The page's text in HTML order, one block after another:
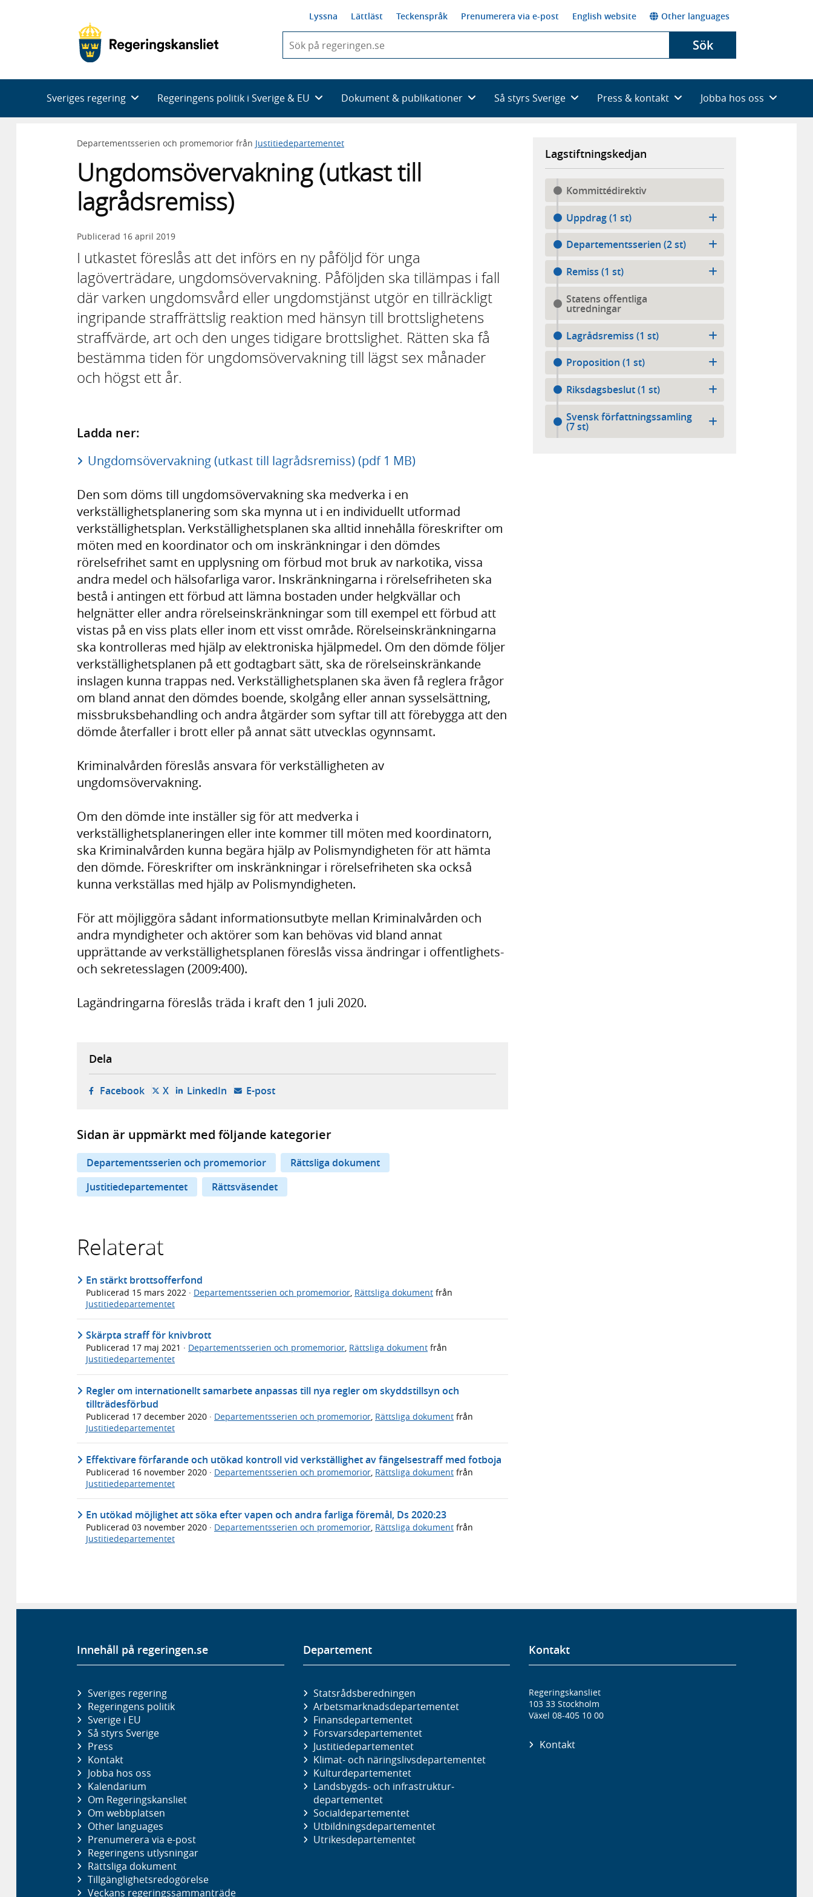
Lyssna Lättläst Teckenspråk Prenumerera via e-post English website Other languages
du
skriva
framträder
en
med
Sök
Sveriges regering Regeringens politik i Sverige & EU Dokument & publikationer Så styrs Sverige Press & kontakt Jobba hos oss
Departementsserien och promemorior från Justitiedepartementet
Ungdomsövervakning (utkast till
lagrådsremiss)
Publicerad 16 april 2019
I utkastet föreslås att det införs en ny påföljd för unga
lagöverträdare, ungdomsövervakning. Påföljden ska tillämpas i fall
där varken ungdomsvård eller ungdomstjänst utgör en tillräckligt
ingripande straffrättslig reaktion med hänsyn till brottslighetens
straffvärde, art och den unges tidigare brottslighet. Rätten ska få
bestämma tiden för ungdomsövervakning till lägst sex månader
och högst ett år.
Ladda ner:
Ungdomsövervakning (utkast till lagrådsremiss) (pdf 1 MB)
Den som döms till ungdomsövervakning ska medverka i en
verkställighetsplanering som ska mynna ut i en individuellt utformad
verkställighetsplan. Verkställighetsplanen ska alltid innehålla föreskrifter om
möten med en koordinator och om inskränkningar i den dömdes
rörelsefrihet samt en upplysning om förbud mot bruk av narkotika, vissa
andra medel och hälsofarliga varor. Inskränkningarna i rörelsefriheten ska
bestå i antingen ett förbud att lämna bostaden under helgkvällar och
helgnätter eller andra rörelseinskränkningar som till exempel ett förbud att
vistas på en viss plats eller inom ett visst område. Rörelseinskränkningarna
ska kontrolleras med hjälp av elektroniska hjälpmedel. Om den dömde följer
verkställighetsplanen på ett godtagbart sätt, ska de rörelseinskränkande
inslagen kunna trappas ned. Verkställighetsplanen ska även få reglera frågor
om bland annat den dömdes boende, skolgång eller annan sysselsättning,
missbruksbehandling och andra åtgärder som syftar till att förebygga att den
dömde återfaller i brott eller på annat sätt utvecklas ogynnsamt.
Kriminalvården föreslås ansvara för verkställigheten av
ungdomsövervakning.
Om den dömde inte inställer sig för att medverka i
verkställighetsplaneringen eller inte kommer till möten med koordinatorn,
ska Kriminalvården kunna begära hjälp av Polismyndigheten för att hämta
den dömde. Föreskrifter om inskränkningar i rörelsefriheten ska också
kunna verkställas med hjälp av Polismyndigheten.
För att möjliggöra sådant informationsutbyte mellan Kriminalvården och
andra myndigheter och aktörer som kan behövas vid bland annat
upprättande av verkställighetsplanen föreslås vissa ändringar i offentlighets-
och sekretesslagen (2009:400).
Lagändringarna föreslås träda i kraft den 1 juli 2020.
Lagstiftningskedjan
Kommittédirektiv
Uppdrag (1 st)
Departementsserien (2 st)
Remiss (1 st)
Statens offentliga
utredningar
Lagrådsremiss (1 st)
Proposition (1 st)
Riksdagsbeslut (1 st)
Svensk författningssamling
(7 st)
Dela
Facebook- öppnas i ny flik, extern webbplats,
X- öppnas i ny flik, extern webbplats,
LinkedIn- öppnas i ny flik, extern webbplats,
E-post- öppnar din e-postklient,
Sidan är uppmärkt med följande kategorier
Departementsserien och promemorior
Rättsliga dokument
Justitiedepartementet
Rättsväsendet
Relaterat
En stärkt brottsofferfond
Publicerad 15 mars 2022 · Departementsserien och promemorior Rättsliga dokument från
Justitiedepartementet
Skärpta straff för knivbrott
Publicerad 17 maj 2021 · Departementsserien och promemorior, Rättsliga dokument från
Justitiedepartementet
Regler om internationellt samarbete anpassas till nya regler om skyddstillsyn och
tillträdesförbud
Publicerad 17 december 2020 · Departementsserien och promemorior, Rättsliga dokument från
Justitiedepartementet
Effektivare förfarande och utökad kontroll vid verkställighet av fängelsestraff med fotboja
Publicerad 16 november 2020 · Departementsserien och promemorior Rättsliga dokument från
Justitiedepartementet
En utökad möjlighet att söka efter vapen och andra farliga föremål, Ds 2020:23
Publicerad 03 november 2020 · Departementsserien och promemorior, Rättsliga dokument från
Justitiedepartementet
Innehåll på regeringen.se
Sveriges regering
Regeringens politik
Sverige i EU
Så styrs Sverige
Press
Kontakt
Jobba hos oss
Kalendarium
Om Regeringskansliet
Om webbplatsen
Other languages
Prenumerera via e-post
Regeringens utlysningar
Rättsliga dokument
Tillgänglighetsredogörelse
Veckans regeringssammanträde
Departement
Statsrådsberedningen
Arbetsmarknads­departementet
Finans­departementet
Försvars­departementet
Justitie­departementet
Klimat- och näringslivs­departementet
Kultur­departementet
Landsbygds- och infrastruktur­
departementet
Social­departementet
Utbildnings­departementet
Utrikes­departementet
Kontakt
Regeringskansliet
103 33 Stockholm
Växel 08-405 10 00
Kontakt